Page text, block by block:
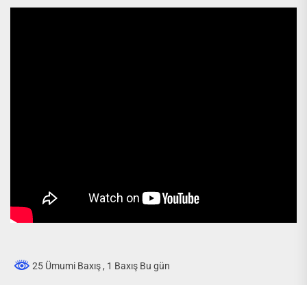
25 Ümumi Baxış, 1 Baxış Bu gün